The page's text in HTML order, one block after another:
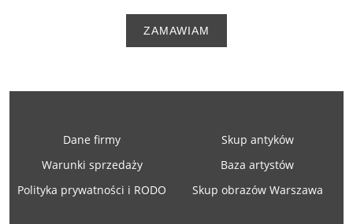
ZAMAWIAM
Dane firmy
Warunki sprzedaży
Polityka prywatności i RODO
Skup antyków
Baza artystów
Skup obrazów Warszawa